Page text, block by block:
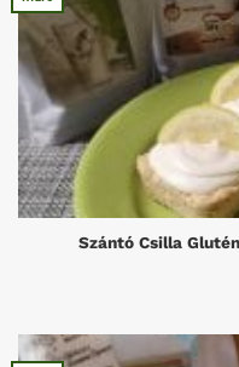
Szántó Csilla